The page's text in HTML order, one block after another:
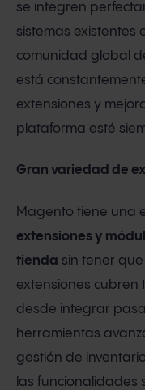
se integren
sistemas existentes
comunidad global
está
extensiones y
plataforma esté
Gran variedad de
Magento tiene una
extensiones y
tienda sin tener
extensiones cubren
desde integrar
herramientas
gestión de
las funcionalidades